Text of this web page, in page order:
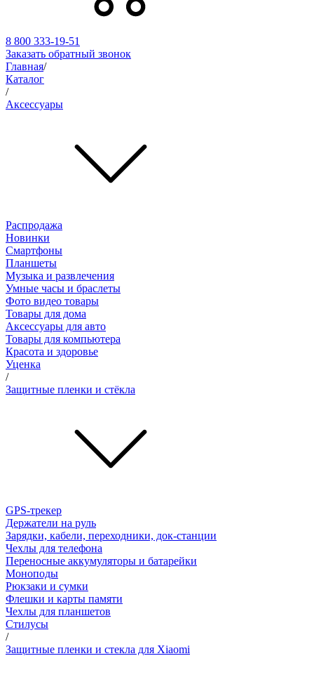
8 800 333-19-51
Заказать обратный звонок
Главная/
Каталог
/
Аксессуары
Распродажа
Новинки
Смартфоны
Планшеты
Музыка и развлечения
Умные часы и браслеты
Фото видео товары
Товары для дома
Аксессуары для авто
Товары для компьютера
Красота и здоровье
Уценка
/
Защитные пленки и стёкла
GPS-трекер
Держатели на руль
Зарядки, кабели, переходники, док-станции
Чехлы для телефона
Переносные аккумуляторы и батарейки
Моноподы
Рюкзаки и сумки
Флешки и карты памяти
Чехлы для планшетов
Стилусы
/
Защитные пленки и стекла для Xiaomi